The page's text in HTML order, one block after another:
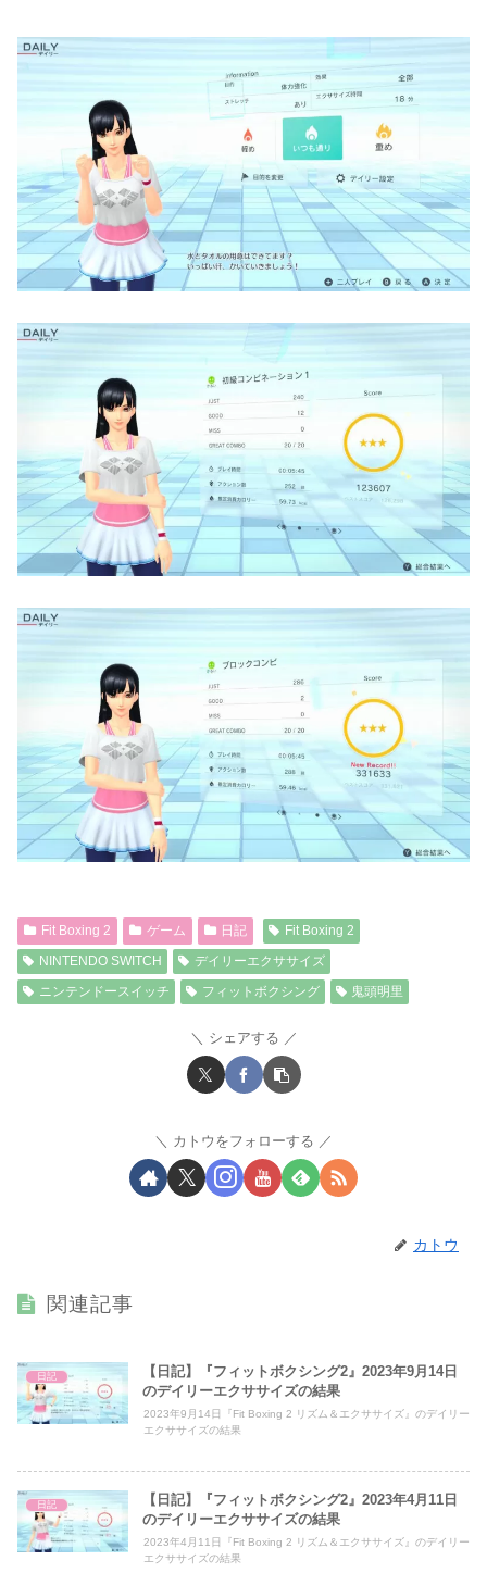
Fit Boxing 2 ゲーム 日記
Fit Boxing 2
NINTENDO SWITCH
デイリーエクササイズ
ニンテンドースイッチ
フィットボクシング 鬼頭明里
シェアする
カトウをフォローする
カトウ
関連記事
日記
【日記】『フィットボクシング2』2023年9月14日
のデイリーエクササイズの結果
2023年9月14日『Fit Boxing 2 リズム＆エクササイズ』のデイリー
エクササイズの結果
日記
【日記】『フィットボクシング2』2023年4月11日
のデイリーエクササイズの結果
2023年4月11日『Fit Boxing 2 リズム＆エクササイズ』のデイリー
エクササイズの結果